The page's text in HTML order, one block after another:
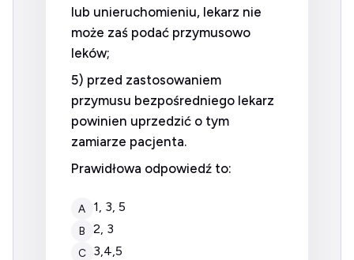
lub unieruchomieniu, lekarz nie
może zaś podać przymusowo
leków;
5) przed zastosowaniem
przymusu bezpośredniego lekarz
powinien uprzedzić o tym
zamiarze pacjenta.
Prawidłowa odpowiedź to:
A 1, 3, 5
B 2, 3
C 3,4,5